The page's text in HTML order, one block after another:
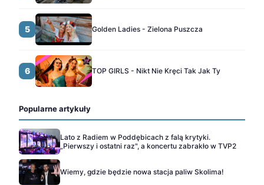
5 Golden Ladies - Zielona Puszcza
6 TOP GIRLS - Nikt Nie Kręci Tak Jak Ty
Popularne artykuły
Lato z Radiem w Poddębicach z falą krytyki.
„Pierwszy i ostatni raz", a koncertu zabrakło w TVP2
Wiemy, gdzie będzie nowa stacja paliw Skolima!